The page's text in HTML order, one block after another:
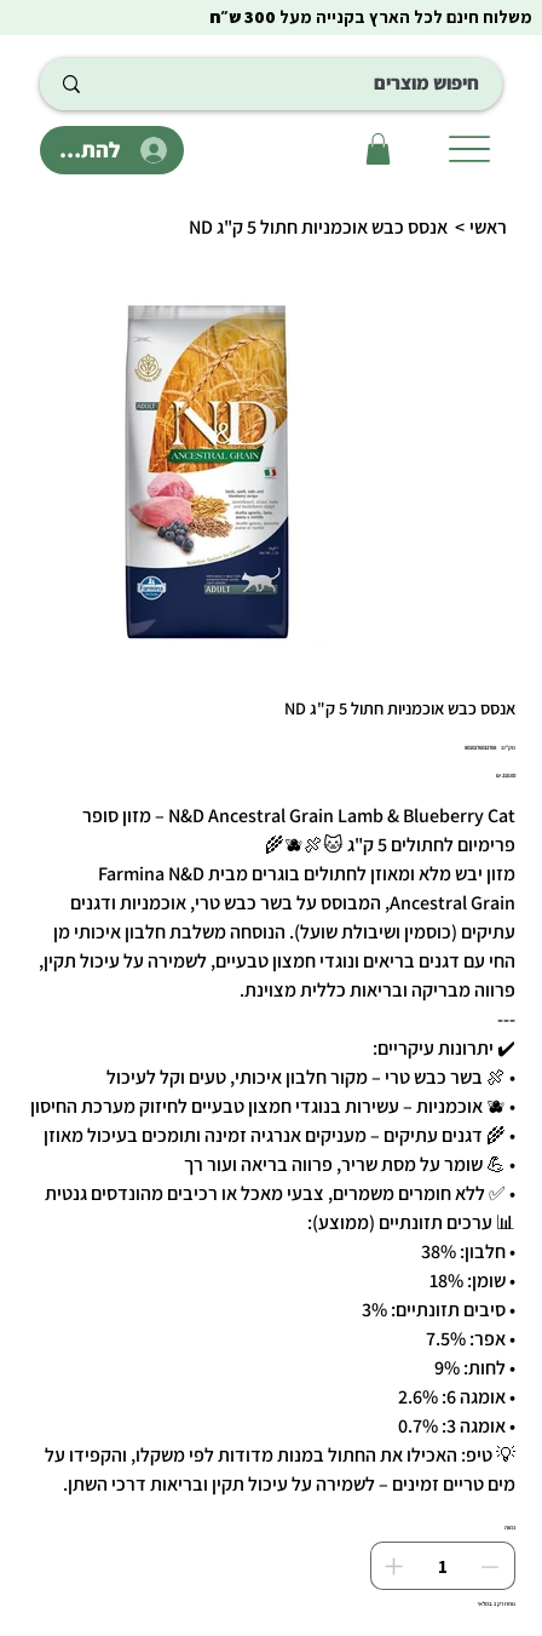
להתחבר
משלוח חינם לכל הארץ בקנייה מעל 300 ש״ח
ראשי > אנסס כבש אוכמניות חתול 5 ק"ג ND
אנסס כבש אוכמניות חתול 5 ק"ג ND
מק"ט:
מק"ט
8010276032768
מחיר‏210.00 ‏₪
N&D Ancestral Grain Lamb & Blueberry Cat – מזון סופר
פרימיום לחתולים 5 ק"ג 🐱🍖🫐🌾
מזון יבש מלא ומאוזן לחתולים בוגרים מבית Farmina N&D
Ancestral Grain, המבוסס על בשר כבש טרי, אוכמניות ודגנים
עתיקים (כוסמין ושיבולת שועל). הנוסחה משלבת חלבון איכותי מן
החי עם דגנים בריאים ונוגדי חמצון טבעיים, לשמירה על עיכול תקין,
פרווה מבריקה ובריאות כללית מצוינת.
---
✔️ יתרונות עיקריים:
• 🍖 בשר כבש טרי – מקור חלבון איכותי, טעים וקל לעיכול
• 🫐 אוכמניות – עשירות בנוגדי חמצון טבעיים לחיזוק מערכת החיסון
• 🌾 דגנים עתיקים – מעניקים אנרגיה זמינה ותומכים בעיכול מאוזן
• 💪 שומר על מסת שריר, פרווה בריאה ועור רך
• ✅ ללא חומרים משמרים, צבעי מאכל או רכיבים מהונדסים גנטית
📊 ערכים תזונתיים (ממוצע):
• חלבון: 38%
• שומן: 18%
• סיבים תזונתיים: 3%
• אפר: 7.5%
• לחות: 9%
• אומגה 6: 2.6%
• אומגה 3: 0.7%
💡 טיפ: האכילו את החתול במנות מדודות לפי משקלו, והקפידו על
מים טריים זמינים – לשמירה על עיכול תקין ובריאות דרכי השתן.
כמות
נותרו רק 1 במלאי